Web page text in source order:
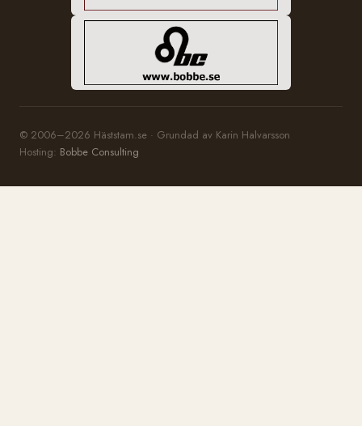
© 2006–2026 Häststam.se · Grundad av Karin Halvarsson
Hosting: Bobbe Consulting